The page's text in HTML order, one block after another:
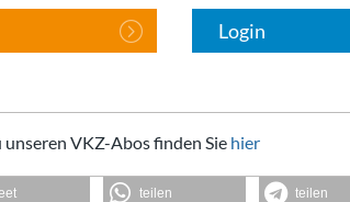
Login
VKZ-Abos finden Sie hier
teilen teilen